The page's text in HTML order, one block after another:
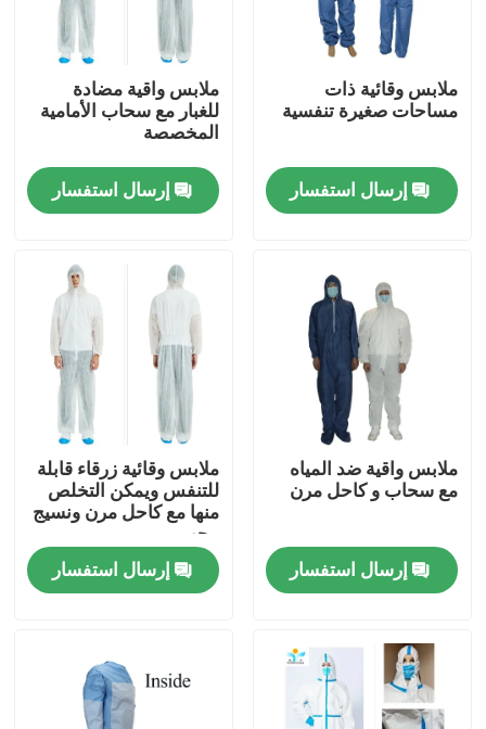
مسكن
منتجات
جولة في المعمل
مراقبة الجودة
اتصل بنا
ملابس واقية يمكن التخلص منها
بذلات واقية يمكن التخلص منها
معطف واقي يمكن التخلص منه
ملابس وقائية ذات
مساحات صغيرة تنفسية
إرسال استفسار
ملابس واقية مضادة
للغبار مع سحاب الأمامية
المخصصة
إرسال استفسار
ملابس واقية ضد المياه
مع سحاب و كاحل مرن
إرسال استفسار
ملابس وقائية زرقاء قابلة
للتنفس ويمكن التخلص
منها مع كاحل مرن ونسيج
مجهر
إرسال استفسار